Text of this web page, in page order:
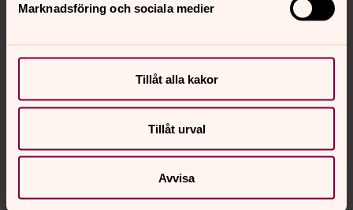
Marknadsföring och sociala medier
Tillåt alla kakor
Tillåt urval
Avvisa
Kalender